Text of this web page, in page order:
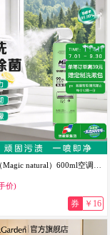
价)
券 ￥16